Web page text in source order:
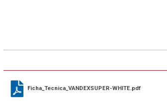
Ficha_Tecnica_VANDEXSUPER-WHITE.pdf